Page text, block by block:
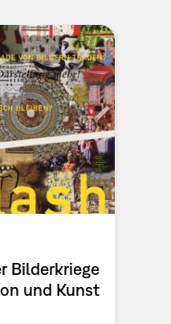
Bilderkriege
und Kunst